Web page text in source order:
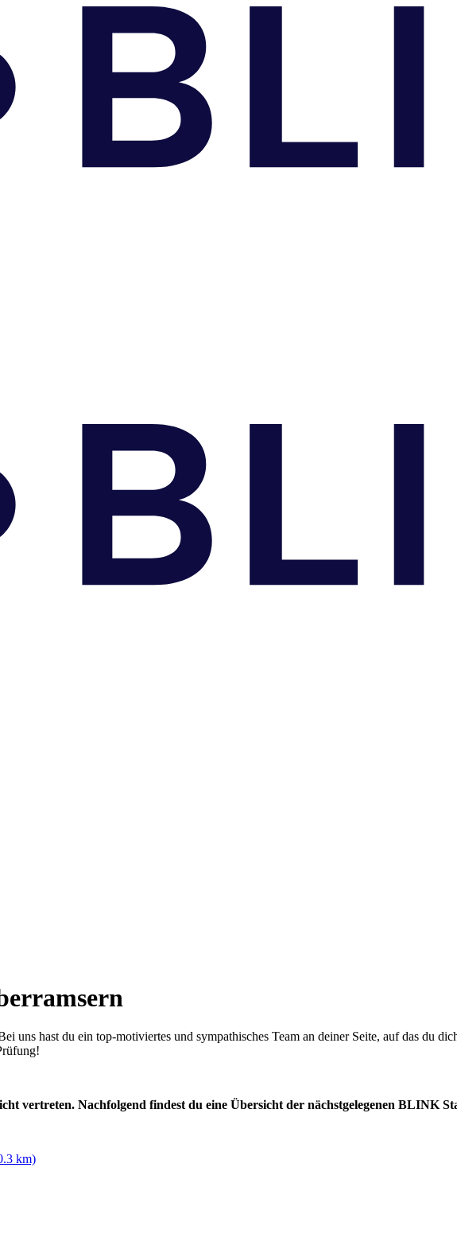
uns hast du ein top-motiviertes und sympathisches Team an deiner Seite, auf das du
vertreten. Nachfolgend findest du eine Übersicht der nächstgelegenen BLINK
km)